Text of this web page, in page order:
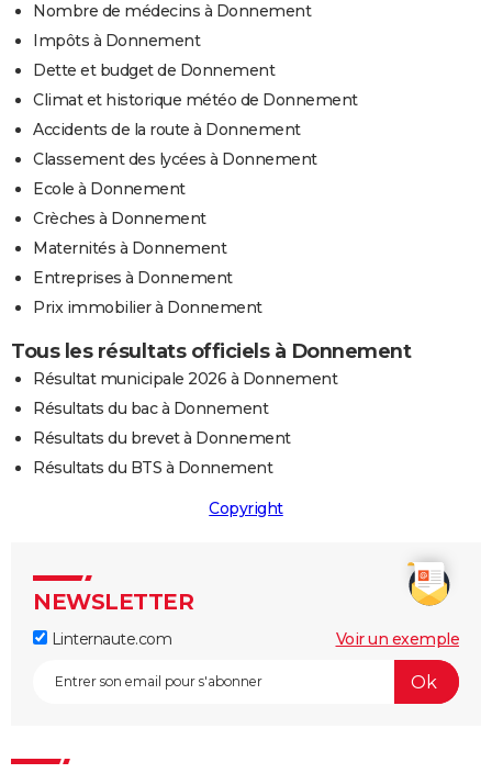
Nombre de médecins à Donnement
Impôts à Donnement
Dette et budget de Donnement
Climat et historique météo de Donnement
Accidents de la route à Donnement
Classement des lycées à Donnement
Ecole à Donnement
Crèches à Donnement
Maternités à Donnement
Entreprises à Donnement
Prix immobilier à Donnement
Tous les résultats officiels à Donnement
Résultat municipale 2026 à Donnement
Résultats du bac à Donnement
Résultats du brevet à Donnement
Résultats du BTS à Donnement
Copyright
NEWSLETTER
Linternaute.com Voir un exemple